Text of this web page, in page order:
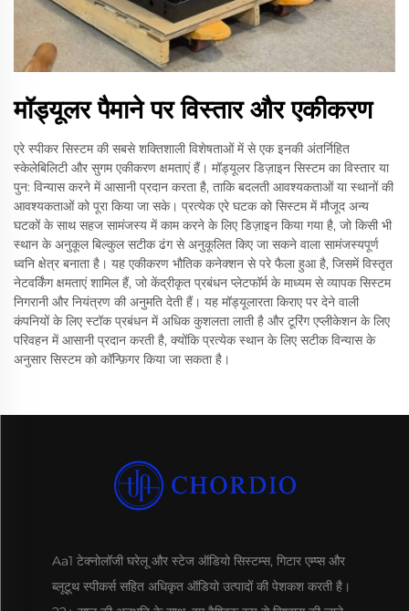
मॉड्यूलर पैमाने पर विस्तार और एकीकरण
एरे स्पीकर सिस्टम की सबसे शक्तिशाली विशेषताओं में से एक इनकी अंतर्निहित
स्केलेबिलिटी और सुगम एकीकरण क्षमताएं हैं। मॉड्यूलर डिज़ाइन सिस्टम का विस्तार या
पुन: विन्यास करने में आसानी प्रदान करता है, ताकि बदलती आवश्यकताओं या स्थानों की
आवश्यकताओं को पूरा किया जा सके। प्रत्येक एरे घटक को सिस्टम में मौजूद अन्य
घटकों के साथ सहज सामंजस्य में काम करने के लिए डिज़ाइन किया गया है, जो किसी भी
स्थान के अनुकूल बिल्कुल सटीक ढंग से अनुकूलित किए जा सकने वाला सामंजस्यपूर्ण
ध्वनि क्षेत्र बनाता है। यह एकीकरण भौतिक कनेक्शन से परे फैला हुआ है, जिसमें विस्तृत
नेटवर्किंग क्षमताएं शामिल हैं, जो केंद्रीकृत प्रबंधन प्लेटफॉर्म के माध्यम से व्यापक सिस्टम
निगरानी और नियंत्रण की अनुमति देती हैं। यह मॉड्यूलारता किराए पर देने वाली
कंपनियों के लिए स्टॉक प्रबंधन में अधिक कुशलता लाती है और टूरिंग एप्लीकेशन के लिए
परिवहन में आसानी प्रदान करती है, क्योंकि प्रत्येक स्थान के लिए सटीक विन्यास के
अनुसार सिस्टम को कॉन्फ़िगर किया जा सकता है।
Aa1 टेक्नोलॉजी घरेलू और स्टेज ऑडियो सिस्टम्स, गिटार एम्प्स और
ब्लूटूथ स्पीकर्स सहित अधिकृत ऑडियो उत्पादों की पेशकश करती है।